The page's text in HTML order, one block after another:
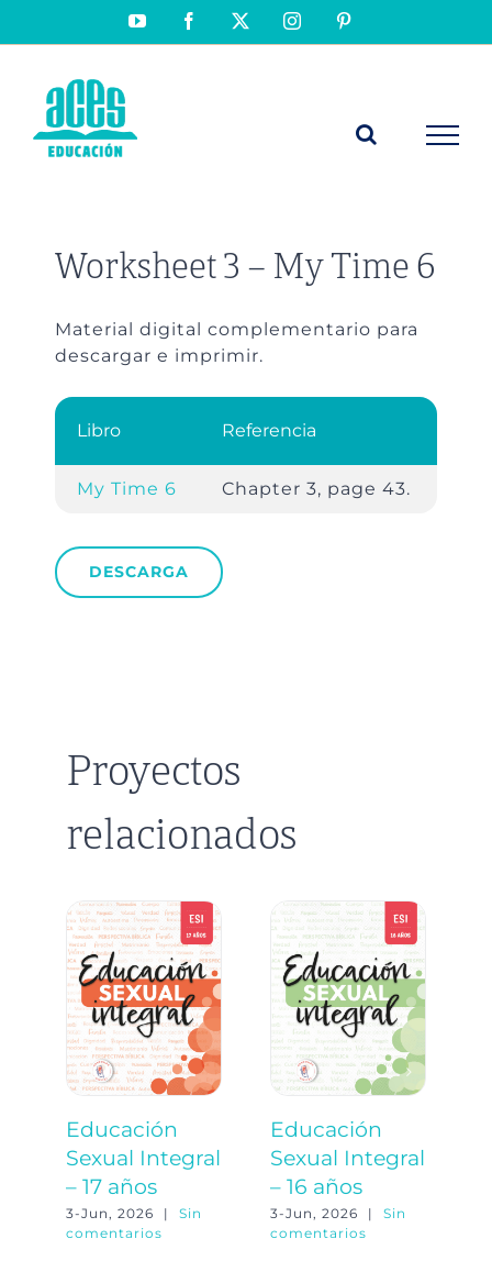
YouTubeFacebook Instagram
Worksheet 3 – My Time 6
Material digital complementario para
descargar e imprimir.
Libro Referencia
My Time 6 Chapter 3, page 43.
DESCARGA
Proyectos
relacionados
Educación
Sexual Integral
– 17 años
3-Jun, 2026 |
Sin
comentarios
Educación
Sexual Integral
– 16 años
3-Jun, 2026 |
Sin
comentarios